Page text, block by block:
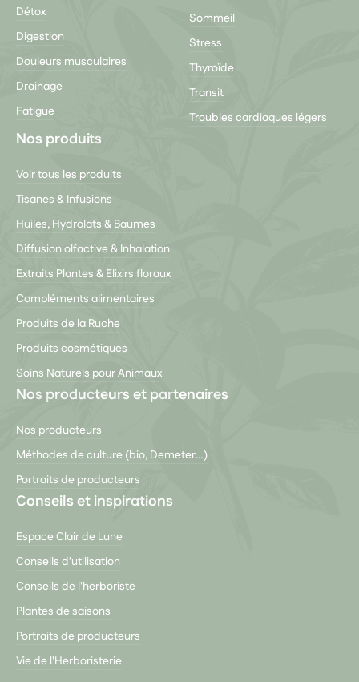
Détox
Digestion
Douleurs musculaires
Drainage
Fatigue
Sommeil
Stress
Thyroïde
Transit
Troubles cardiaques légers
Nos produits
Voir tous les produits
Tisanes & Infusions
Huiles, Hydrolats & Baumes
Diffusion olfactive & Inhalation
Extraits Plantes & Elixirs floraux
Compléments alimentaires
Produits de la Ruche
Produits cosmétiques
Soins Naturels pour Animaux
Nos producteurs et partenaires
Nos producteurs
Méthodes de culture (bio, Demeter…)
Portraits de producteurs
Conseils et inspirations
Espace Clair de Lune
Conseils d’utilisation
Conseils de l'herboriste
Plantes de saisons
Portraits de producteurs
Vie de l'Herboristerie